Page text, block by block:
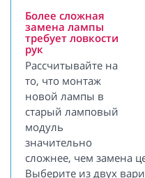
Более сложная
замена лампы
требует ловкости
рук
Рассчитывайте на
то, что монтаж
новой лампы в
старый ламповый
модуль
значительно
сложнее, чем замена
Выберите из двух